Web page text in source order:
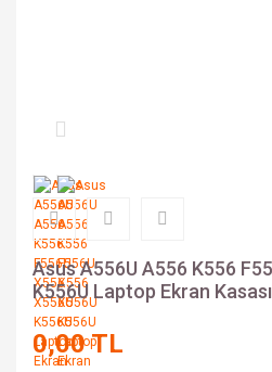
Asus A556U A556 K556
K556U Laptop Ekran
0,00 TL